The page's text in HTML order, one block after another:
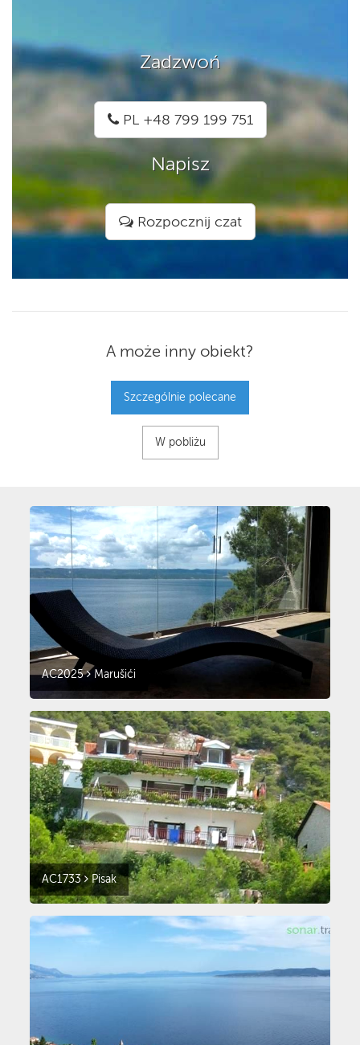
Zadzwoń
PL +48 799 199 751
Napisz
Rozpocznij czat
A może inny obiekt?
Szczególnie polecane
W pobliżu
AC2025 Marušići
AC1733 Pisak